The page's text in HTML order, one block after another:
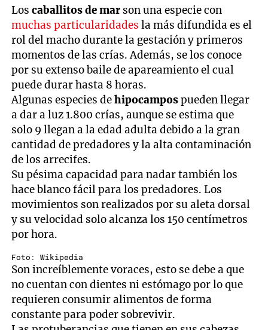
Loscaballitos de mar son una especie con
muchas particularidades la más difundida es el
rol del macho durante la gestación y primeros
momentos de las crías. Además, se los conoce
por su extenso baile de apareamiento el cual
puede durar hasta 8 horas.
Algunas especies dehipocampospueden llegar
a dar a luz 1.800 crías, aunque se estima que
solo 9 llegan a la edad adulta debido a la gran
cantidad de predadores y la alta contaminación
de los arrecifes.
Su pésima capacidad para nadar también los
hace blanco fácil para los predadores. Los
movimientos son realizados por su aleta dorsal
y su velocidad solo alcanza los 150 centímetros
por hora.
Foto: Wikipedia
Son increíblemente voraces, esto se debe a que
no cuentan con dientes ni estómago por lo que
requieren consumir alimentos de forma
constante para poder sobrevivir.